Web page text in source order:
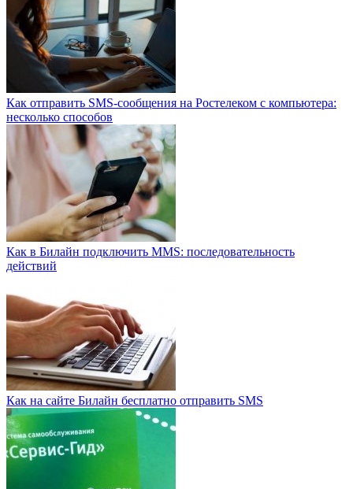
Как отправить SMS-сообщения на Ростелеком с компьютера:
несколько способов
Как в Билайн подключить MMS: последовательность
действий
Как на сайте Билайн бесплатно отправить SMS